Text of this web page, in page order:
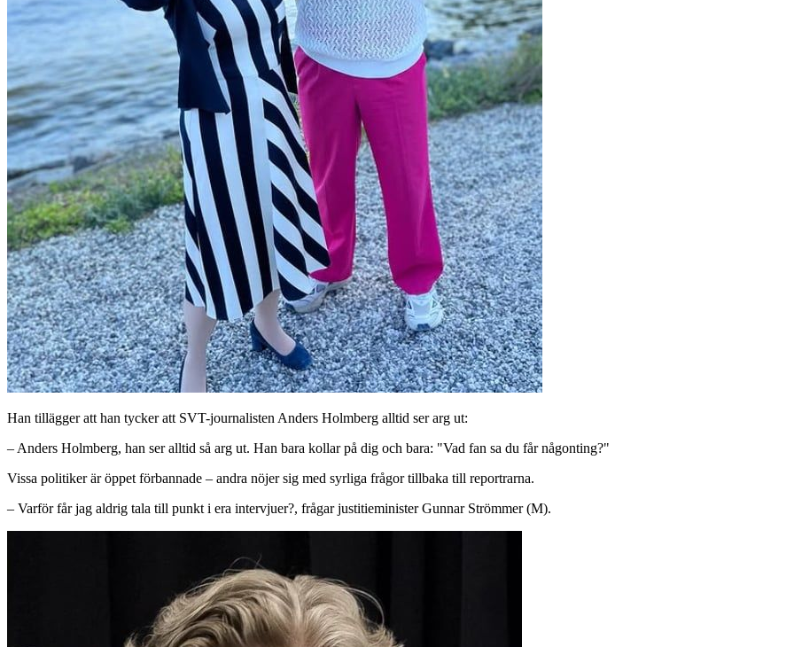
Han tillägger att han tycker att SVT-journalisten Anders Holmberg alltid ser arg ut:
– Anders Holmberg, han ser alltid så arg ut. Han bara kollar på dig och bara: "Vad fan sa du får någonting?"
Vissa politiker är öppet förbannade – andra nöjer sig med syrliga frågor tillbaka till reportrarna.
– Varför får jag aldrig tala till punkt i era intervjuer?, frågar justitieminister Gunnar Strömmer (M).